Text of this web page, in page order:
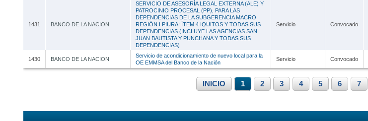
1431 BANCO DE LA NACION
SERVICIO DE ASESORÍA LEGAL EXTERNA (ALE) Y
PATROCINIO PROCESAL (PP), PARA LAS
DEPENDENCIAS DE LA SUBGERENCIA MACRO
REGIÓN I PIURA: ÍTEM 4 IQUITOS Y TODAS SUS
DEPENDENCIAS (INCLUYE LAS AGENCIAS SAN
JUAN BAUTISTA Y PUNCHANA Y TODAS SUS
DEPENDENCIAS)
Servicio Convocado
1430 BANCO DE LA NACION
Servicio de acondicionamiento de nuevo local para la
OE EMMSA del Banco de la Nación
Servicio Convocado
INICIO 1 2 3 4 5 6 7